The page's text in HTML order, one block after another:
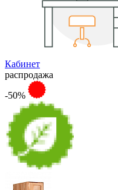
Кабинет
распродажа
-50%